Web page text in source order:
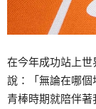
在今年成功站上
說：「無論在哪
青棒時期就陪伴